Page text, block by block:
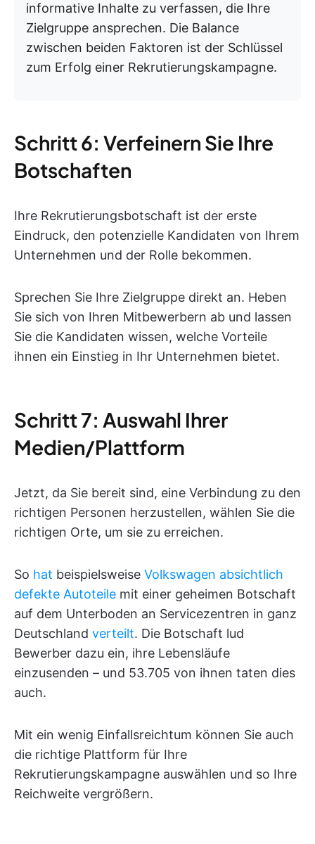
informative Inhalte zu verfassen, die Ihre
Zielgruppe ansprechen. Die Balance
zwischen beiden Faktoren ist der Schlüssel
zum Erfolg einer Rekrutierungskampagne.
Schritt 6: Verfeinern Sie Ihre
Botschaften
Ihre Rekrutierungsbotschaft ist der erste
Eindruck, den potenzielle Kandidaten von Ihrem
Unternehmen und der Rolle bekommen.
Sprechen Sie Ihre Zielgruppe direkt an. Heben
Sie sich von Ihren Mitbewerbern ab und lassen
Sie die Kandidaten wissen, welche Vorteile
ihnen ein Einstieg in Ihr Unternehmen bietet.
Schritt 7: Auswahl Ihrer
Medien/Plattform
Jetzt, da Sie bereit sind, eine Verbindung zu den
richtigen Personen herzustellen, wählen Sie die
richtigen Orte, um sie zu erreichen.
So hat beispielsweise Volkswagen absichtlich
defekte Autoteile mit einer geheimen Botschaft
auf dem Unterboden an Servicezentren in ganz
Deutschland verteilt. Die Botschaft lud
Bewerber dazu ein, ihre Lebensläufe
einzusenden – und 53.705 von ihnen taten dies
auch.
Mit ein wenig Einfallsreichtum können Sie auch
die richtige Plattform für Ihre
Rekrutierungskampagne auswählen und so Ihre
Reichweite vergrößern.